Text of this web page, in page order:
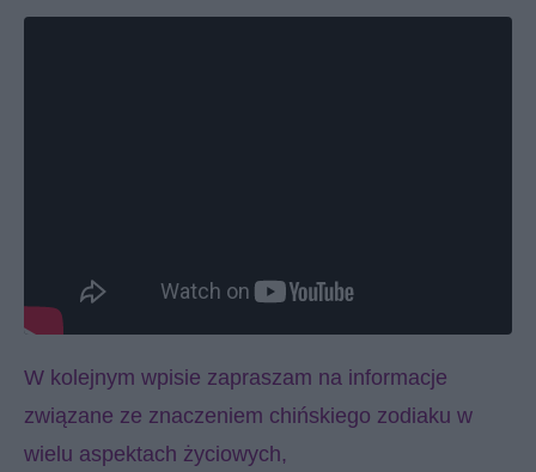
W kolejnym wpisie zapraszam na informacje
związane ze znaczeniem chińskiego zodiaku w
wielu aspektach życiowych,